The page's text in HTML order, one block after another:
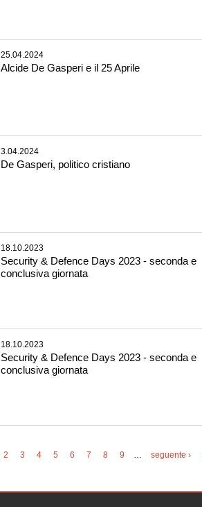
25.04.2024
Alcide De Gasperi e il 25 Aprile
3.04.2024
De Gasperi, politico cristiano
18.10.2023
Security & Defence Days 2023 - seconda e
conclusiva giornata
18.10.2023
Security & Defence Days 2023 - seconda e
conclusiva giornata
2 3 4 5 6 7 8 9 … seguente ›